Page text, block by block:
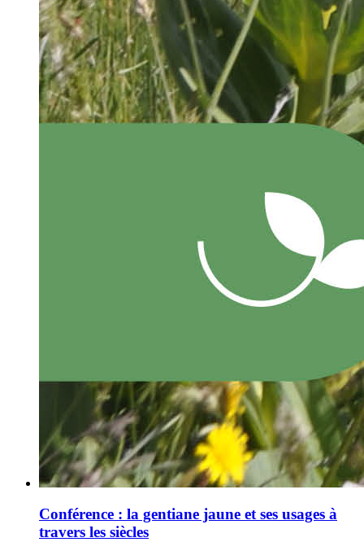
Conférence : la gentiane jaune et ses usages à
travers les siècles